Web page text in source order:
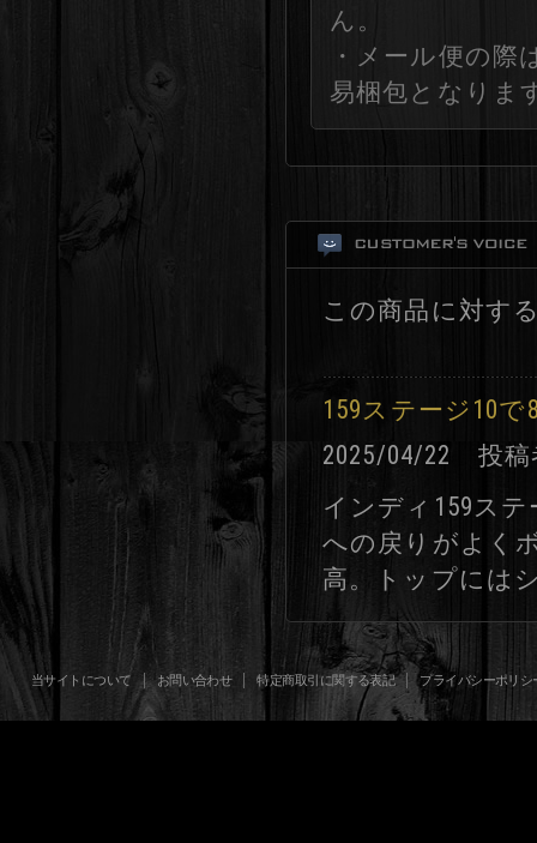
ん。
・メール便の際
易梱包となりま
この商品に対す
159ステージ10で
2025/04/22 投
インディ159ス
への戻りがよく
高。トップには
当サイトについて お問い合わせ 特定商取引に関する表記 プライバシーポリシ